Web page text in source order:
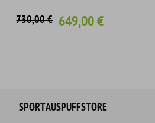
730,00 € 649,00 €
SPORTAUSPUFFSTORE